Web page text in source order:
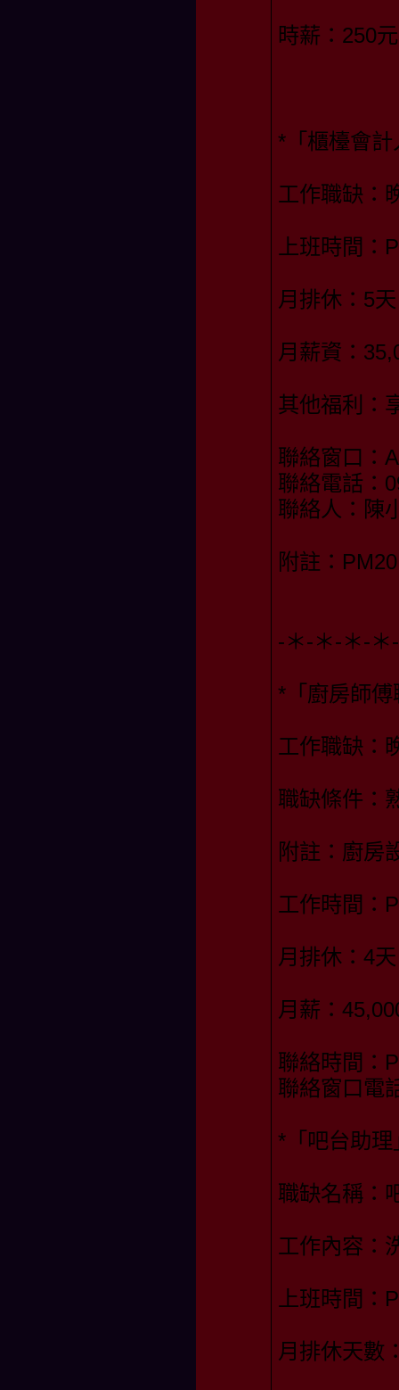
時薪：250
*「櫃檯會計
工作職缺：
上班時間：
月排休：5天
月薪資：
其他福利：
聯絡窗口：
聯絡電話：
聯絡人：陳
附註：
-＊-＊-＊-
*「廚房師傅
工作職缺：
職缺條件：
附註：廚房
工作時間：
月排休：4天
月薪：
聯絡時間：
聯絡窗口電
*「吧台助理
職缺名稱：
工作內容：
上班時間：
月排休天數